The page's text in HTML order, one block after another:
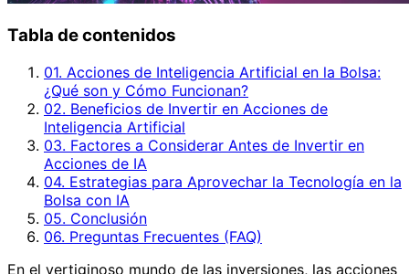
Tabla de contenidos
01. Acciones de Inteligencia Artificial en la Bolsa:
¿Qué son y Cómo Funcionan?
02. Beneficios de Invertir en Acciones de
Inteligencia Artificial
03. Factores a Considerar Antes de Invertir en
Acciones de IA
04. Estrategias para Aprovechar la Tecnología en la
Bolsa con IA
05. Conclusión
06. Preguntas Frecuentes (FAQ)
En el vertiginoso mundo de las inversiones, las acciones